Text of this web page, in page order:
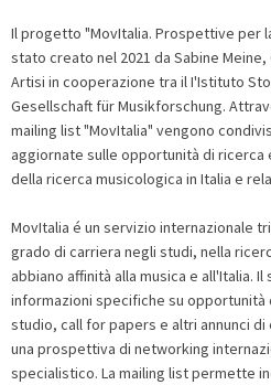
Il progetto "MovItalia. Prospettive per
stato creato nel 2021 da Sabine Meine,
Artisi in cooperazione tra il I'Istituto
Gesellschaft für Musikforschung.
mailing list "MovItalia" vengono
aggiornate sulle opportunità di ricerca
della ricerca musicologica in Italia e
MovItalia é un servizio internazionale
grado di carriera negli studi, nella
abbiano affinità alla musica e all'Italia.
informazioni specifiche su opportunità
studio, call for papers e altri annunci
una prospettiva di networking
specialistico. La mailing list permette